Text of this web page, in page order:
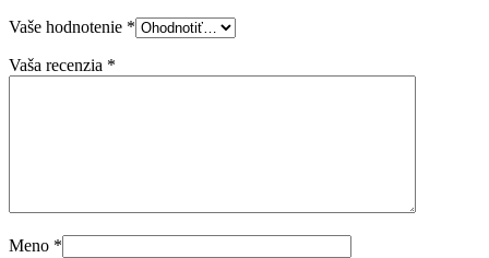
Vaše hodnotenie *
Vaša recenzia *
Meno *